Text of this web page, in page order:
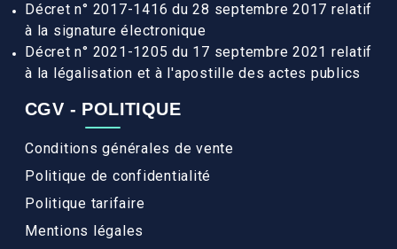
Décret n° 2017-1416 du 28 septembre 2017 relatif
à la signature électronique
Décret n° 2021-1205 du 17 septembre 2021 relatif
à la légalisation et à l'apostille des actes publics
CGV - POLITIQUE
Conditions générales de vente
Politique de confidentialité
Politique tarifaire
Mentions légales